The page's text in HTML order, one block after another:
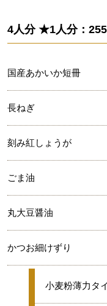
4人分 ★1人分：
国産あかいか短冊
長ねぎ
刻み紅しょうが
ごま油
丸大豆醤油
かつお細けずり
★
小麦粉薄力タ